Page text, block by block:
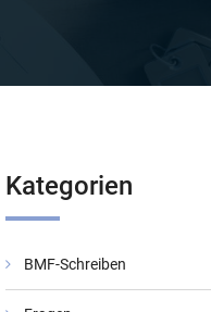
Kategorien
BMF-Schreiben